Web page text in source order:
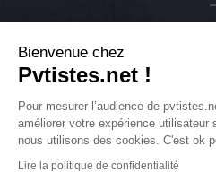
IA pvtistes
Copyright © 2005-2026 pvtistes.net
Bienvenue chez
Pvtistes.net !
Pour mesurer l’audience de
améliorer votre expérience utilisateur
nous utilisons des cookies. C'est ok
Lire la politique de confidentialité